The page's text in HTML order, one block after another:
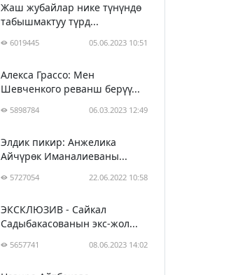
Жаш жубайлар нике түнүндө
табышмактуу түрд...
6019445 05.06.2023 10:51
Алекса Грассо: Мен
Шевченкого реванш берүү...
5898784 06.03.2023 12:49
Элдик пикир: Анжелика
Айчүрөк Иманалиеваны...
5727054 22.06.2022 10:58
ЭКСКЛЮЗИВ - Сайкал
Садыбакасованын экс-жол...
5657741 08.06.2023 14:02